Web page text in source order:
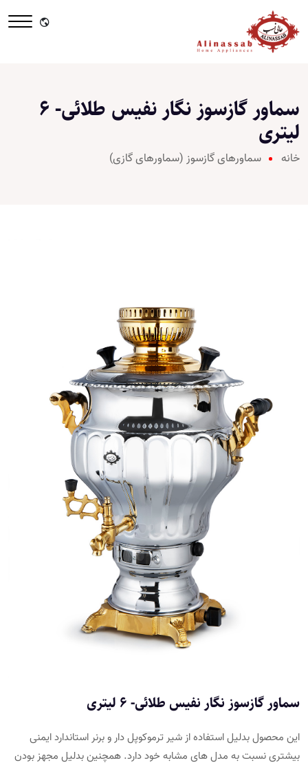
سماور گازسوز نگار نفیس طلائی- 6
لیتری
خانه سماورهای گازسوز (سماورهای گازی)
سماور گازسوز نگار نفیس طلائی- 6 لیتری
این محصول بدلیل استفاده از شیر ترموکوپل دار و برنر استاندارد ایمنی
بیشتری نسبت به مدل های مشابه خود دارد. همچنین بدلیل مجهز بودن